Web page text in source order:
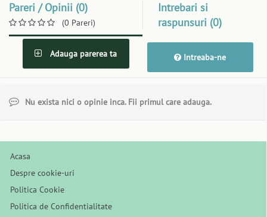
Pareri / Opinii (0)
(0 Pareri)
Intrebari si
raspunsuri (0)
Adauga parerea ta Intreaba-ne
Nu exista nici o opinie inca. Fii primul care adauga.
Acasa
Despre cookie-uri
Politica Cookie
Politica de Confidentialitate